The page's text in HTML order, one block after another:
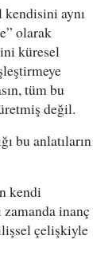
aynı
olarak
küresel
tüm bu
değil.
bu anlatıların
kendi
zamanda inanç
çelişkiyle